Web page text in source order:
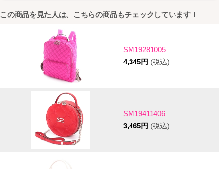
この商品を見た人は、こちらの商品もチェックしています！
SM19281005
4,345円 (税込)
SM19411406
3,465円 (税込)